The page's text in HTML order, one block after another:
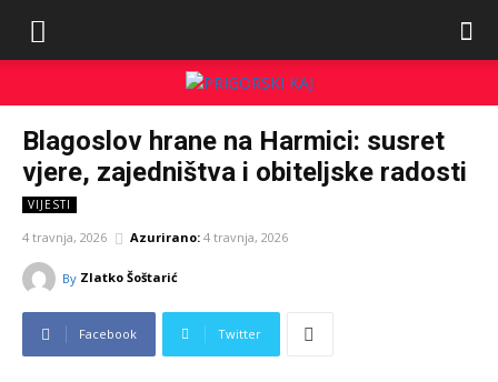
Blagoslov hrane na Harmici: susret
vjere, zajedništva i obiteljske radosti
VIJESTI
4 travnja, 2026 Azurirano: 4 travnja, 2026
By Zlatko Šoštarić
Facebook Twitter